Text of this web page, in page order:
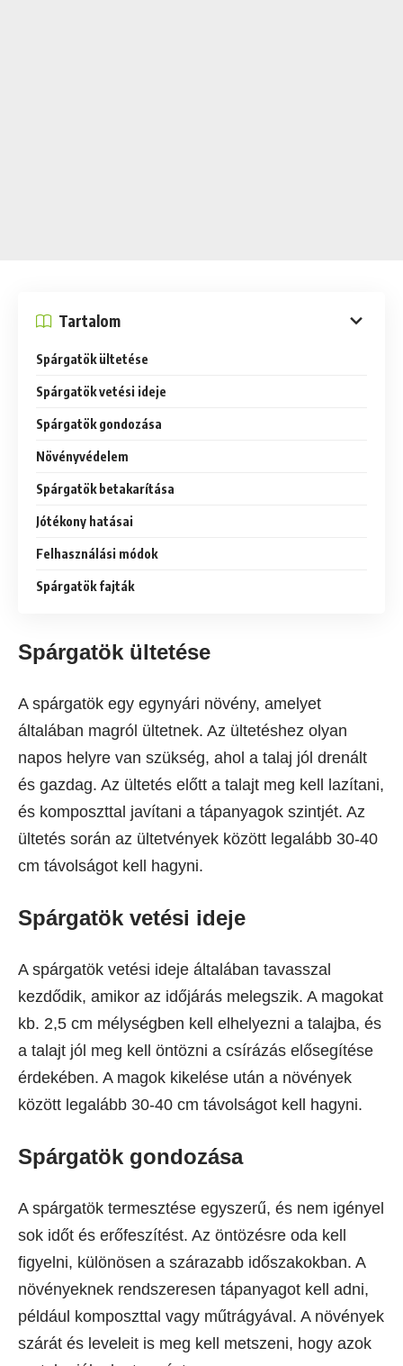
Tartalom
Spárgatök ültetése
Spárgatök vetési ideje
Spárgatök gondozása
Növényvédelem
Spárgatök betakarítása
Jótékony hatásai
Felhasználási módok
Spárgatök fajták
Spárgatök ültetése
A spárgatök egy egynyári növény, amelyet
általában magról ültetnek. Az ültetéshez olyan
napos helyre van szükség, ahol a talaj jól drenált
és gazdag. Az ültetés előtt a talajt meg kell lazítani,
és komposzttal javítani a tápanyagok szintjét. Az
ültetés során az ültetvények között legalább 30-40
cm távolságot kell hagyni.
Spárgatök vetési ideje
A spárgatök vetési ideje általában tavasszal
kezdődik, amikor az időjárás melegszik. A magokat
kb. 2,5 cm mélységben kell elhelyezni a talajba, és
a talajt jól meg kell öntözni a csírázás elősegítése
érdekében. A magok kikelése után a növények
között legalább 30-40 cm távolságot kell hagyni.
Spárgatök gondozása
A spárgatök termesztése egyszerű, és nem igényel
sok időt és erőfeszítést. Az öntözésre oda kell
figyelni, különösen a szárazabb időszakokban. A
növényeknek rendszeresen tápanyagot kell adni,
például komposzttal vagy műtrágyával. A növények
szárát és leveleit is meg kell metszeni, hogy azok